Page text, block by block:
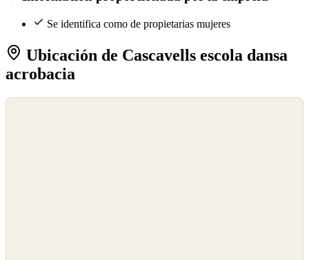
Se identifica como de propietarias mujeres
Ubicación de Cascavells escola dansa
acrobacia